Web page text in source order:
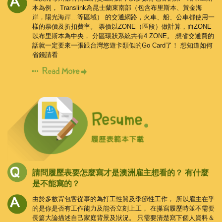
本為例， Translink為昆士蘭東南部（包含布里斯本、黃金海
岸，陽光海岸…等區域）
的交通網路，火車、船、公車都使用一
樣的票價及折扣費率。
票價以ZONE（區段）做計算，而ZONE
以布里斯本為中央， 分區環狀系統共有4 ZONE。
想省交通費的
話就一定要來一張跟台灣悠遊卡類似的Go Card了！ 想知道如何
省錢請看
請問履歷表要怎麼寫才是澳洲雇主想看的？ 有什麼
是不能寫的？
由於多數背包客從事的為打工性質及季節性工作，
所以雇主在乎
的是你是否有工作能力及能否立刻上工， 在攥寫履歷時並不需要
長篇大論描述自己家庭背景及狀況。
只需要清楚寫下個人資料＆